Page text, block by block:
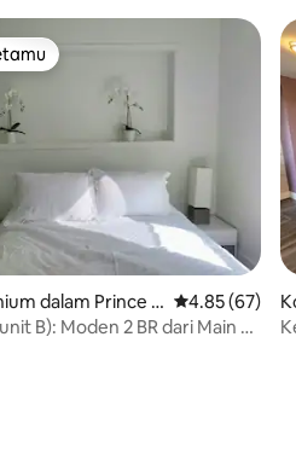
dalam Prince E
Penarafan
4.85 (67)
B): Moden 2 BR dari Main St